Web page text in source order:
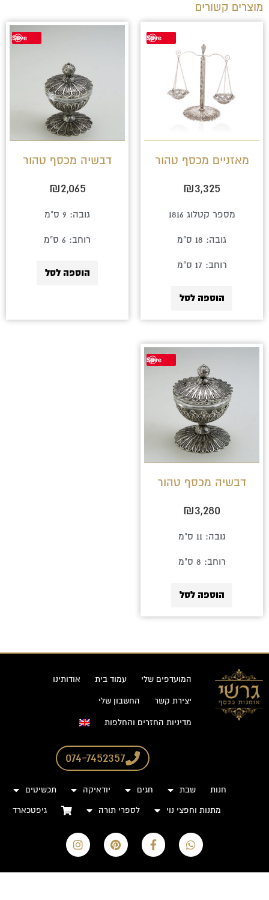
מוצרים קשורים
Save
מאזניים מכסף טהור
₪3,325
מספר קטלוג 1816
גובה: 18 ס"מ
רוחב: 17 ס"מ
הוספה לסל
Save
דבשיה מכסף טהור
₪2,065
גובה: 9 ס"מ
רוחב: 6 ס"מ
הוספה לסל
Save
דבשיה מכסף טהור
₪3,280
גובה: 11 ס"מ
רוחב: 8 ס"מ
הוספה לסל
המועדפים שלי עמוד בית אודותינו
יצירת קשר החשבון שלי
מדיניות החזרים והחלפות
074-7452357
חנות שבת חגים יודאיקה
תכשיטים
מתנות וחפצי נוי
לספרי תורה גיפטכארד
W
h
a
t
F
a
c
e
P
i
n
t
I
n
s
t